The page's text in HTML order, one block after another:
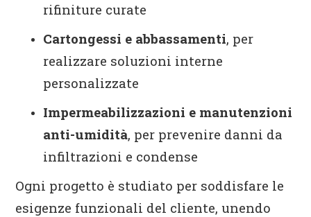
rifiniture curate
Cartongessi e abbassamenti, per
realizzare soluzioni interne
personalizzate
Impermeabilizzazioni e manutenzioni
anti-umidità, per prevenire danni da
infiltrazioni e condense
Ogni progetto è studiato per soddisfare le
esigenze funzionali del cliente, unendo